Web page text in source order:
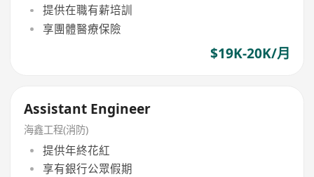
提供在職有薪培訓
享團體醫療保險
$19K-20K/月
Assistant Engineer
海鑫工程(消防)
提供年終花紅
享有銀行公眾假期